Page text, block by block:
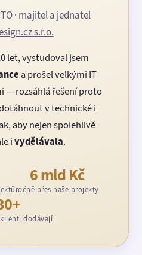
· majitel a jednatel
s.r.o.
let, vystudoval jsem
a prošel velkými IT
— rozsáhlá řešení proto
v technické i
aby nejen spolehlivě
ivydělávala.
6 mld Kč
ročně přes naše projekty
dodávají